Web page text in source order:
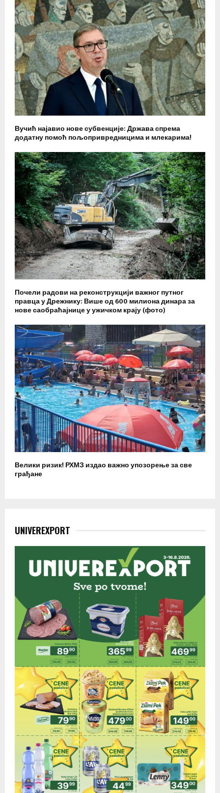
Вучић најавио нове субвенције: Држава спрема
додатну помоћ пољопривредницима и млекарима!
Почели радови на реконструкцији важног путног
правца у Дрежнику: Више од 600 милиона динара за
нове саобраћајнице у ужичком крају (фото)
Велики ризик! РХМЗ издао важно упозорење за све
грађане
UNIVEREXPORT